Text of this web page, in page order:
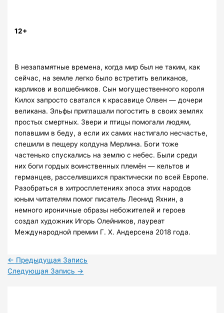
12+
В незапамятные времена, когда мир был не таким, как
сейчас, на земле легко было встретить великанов,
карликов и волшебников. Сын могущественного короля
Килох запросто сватался к красавице Олвен — дочери
великана. Эльфы приглашали погостить в своих землях
простых смертных. Звери и птицы помогали людям,
попавшим в беду, а если их самих настигало несчастье,
спешили в пещеру колдуна Мерлина. Боги тоже
частенько спускались на землю с небес. Были среди
них боги гордых воинственных племён — кельтов и
германцев, расселившихся практически по всей Европе.
Разобраться в хитросплетениях эпоса этих народов
юным читателям помог писатель Леонид Яхнин, а
немного ироничные образы небожителей и героев
создал художник Игорь Олейников, лауреат
Международной премии Г. Х. Андерсена 2018 года.
← Предыдущая Запись
Следующая Запись →